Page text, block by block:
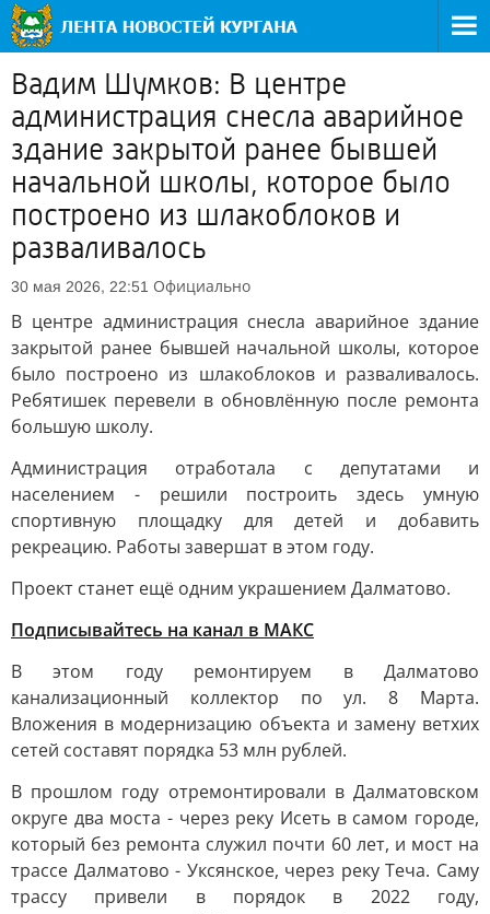
Вадим Шумков: В центре
администрация снесла аварийное
здание закрытой ранее бывшей
начальной школы, которое было
построено из шлакоблоков и
разваливалось
30 мая 2026, 22:51 Официально
В центре администрация снесла аварийное здание
закрытой ранее бывшей начальной школы, которое
было построено из шлакоблоков и разваливалось.
Ребятишек перевели в обновлённую после ремонта
большую школу.
Администрация отработала с депутатами и
населением - решили построить здесь умную
спортивную площадку для детей и добавить
рекреацию. Работы завершат в этом году.
Проект станет ещё одним украшением Далматово.
Подписывайтесь на канал в МАКС
В этом году ремонтируем в Далматово
канализационный коллектор по ул. 8 Марта.
Вложения в модернизацию объекта и замену ветхих
сетей составят порядка 53 млн рублей.
В прошлом году отремонтировали в Далматовском
округе два моста - через реку Исеть в самом городе,
который без ремонта служил почти 60 лет, и мост на
трассе Далматово - Уксянское, через реку Теча. Саму
трассу привели в порядок в 2022 году,